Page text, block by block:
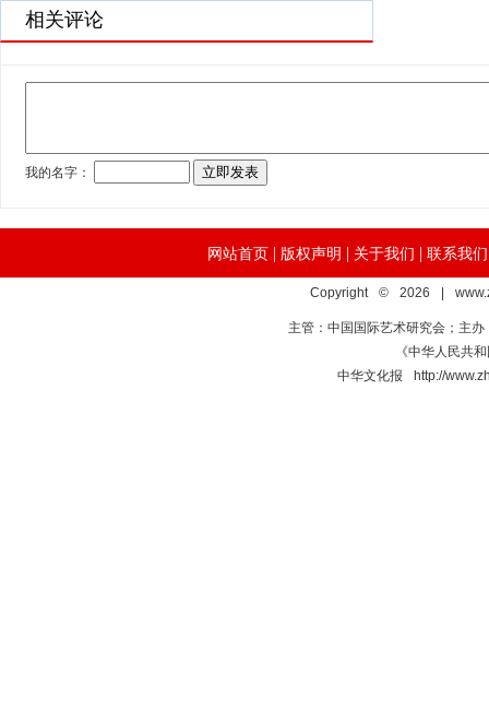
相关评论
网站首页 | 版权声明 | 关于我们 | 联系我们
Copyright © 2026 |
主管：中国国际艺术研究会；主
《中华人民共
中华文化报 http://